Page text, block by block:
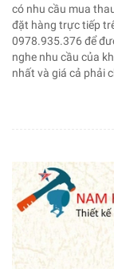
có nhu cầu mua
đặt hàng trực tiếp
0978.935.376 để
nghe nhu cầu của
nhất và giá cả phải